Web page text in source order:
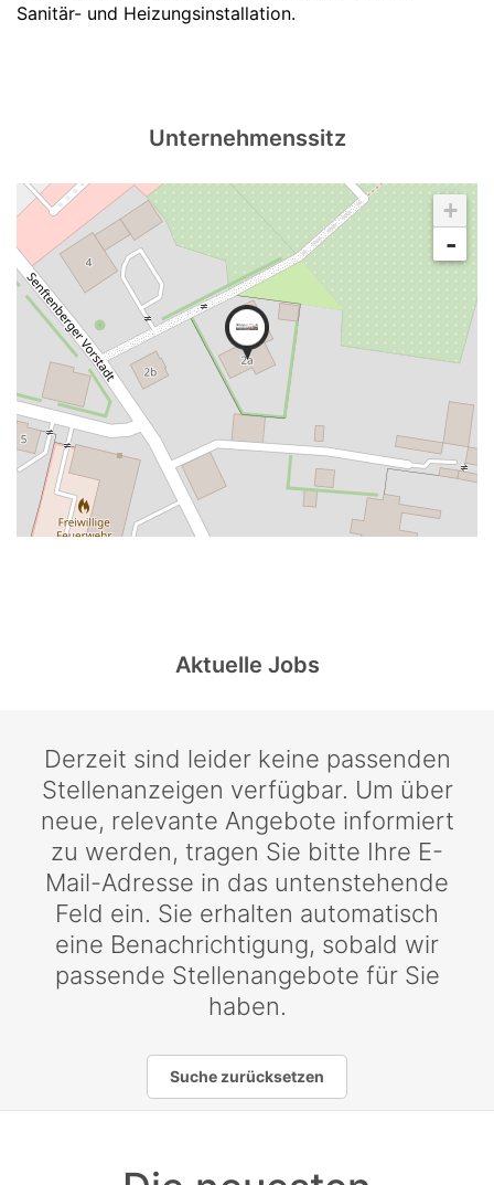
Sanitär- und Heizungsinstallation.
Unternehmenssitz
+
-
Aktuelle Jobs
Derzeit sind leider keine passenden
Stellenanzeigen verfügbar. Um über
neue, relevante Angebote informiert
zu werden, tragen Sie bitte Ihre E-
Mail-Adresse in das untenstehende
Feld ein. Sie erhalten automatisch
eine Benachrichtigung, sobald wir
passende Stellenangebote für Sie
haben.
Suche zurücksetzen